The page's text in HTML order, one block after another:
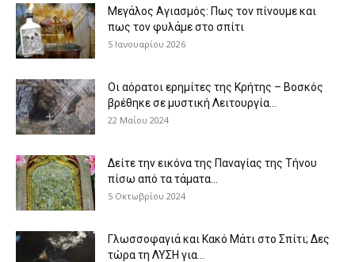
Μεγάλος Αγιασμός: Πως τον πίνουμε και
πως τον φυλάμε στο σπίτι
5 Ιανουαρίου 2026
Οι αόρατοι ερημίτες της Κρήτης – Βοσκός
βρέθηκε σε μυστική Λειτουργία...
22 Μαΐου 2024
Δείτε την εικόνα της Παναγίας της Τήνου
πίσω από τα τάματα...
5 Οκτωβρίου 2024
Γλωσσοφαγιά και Κακό Μάτι στο Σπίτι; Δες
τώρα τη ΛΥΣΗ για...